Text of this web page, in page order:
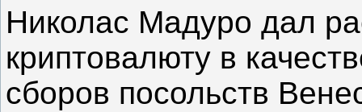
Николас Мадуро дал
криптовалюту в
сборов посольств